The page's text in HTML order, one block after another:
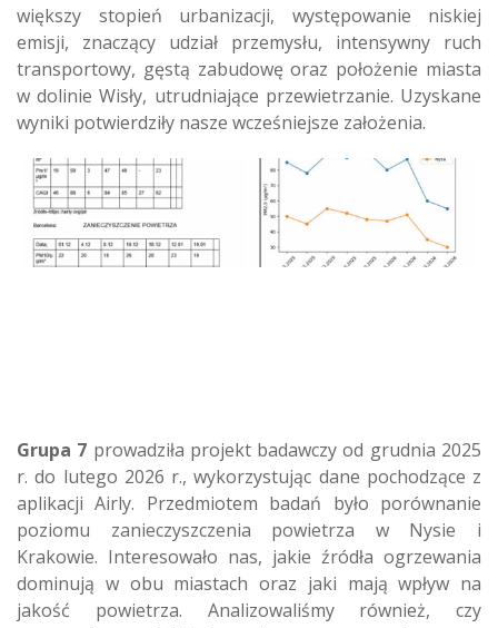
większy stopień urbanizacji, występowanie niskiej
emisji, znaczący udział przemysłu, intensywny ruch
transportowy, gęstą zabudowę oraz położenie miasta
w dolinie Wisły, utrudniające przewietrzanie. Uzyskane
wyniki potwierdziły nasze wcześniejsze założenia.
Grupa 7 prowadziła projekt badawczy od grudnia 2025
r. do lutego 2026 r., wykorzystując dane pochodzące z
aplikacji Airly. Przedmiotem badań było porównanie
poziomu zanieczyszczenia powietrza w Nysie i
Krakowie. Interesowało nas, jakie źródła ogrzewania
dominują w obu miastach oraz jaki mają wpływ na
jakość powietrza. Analizowaliśmy również, czy